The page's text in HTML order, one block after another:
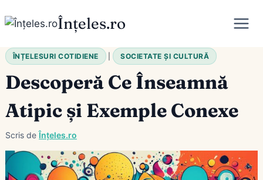
to
Înțeles.ro
ÎNȚELESURI COTIDIENE | SOCIETATE ȘI CULTURĂ
Descoperă Ce Înseamnă
Atipic și Exemple Conexe
Scris de Înțeles.ro